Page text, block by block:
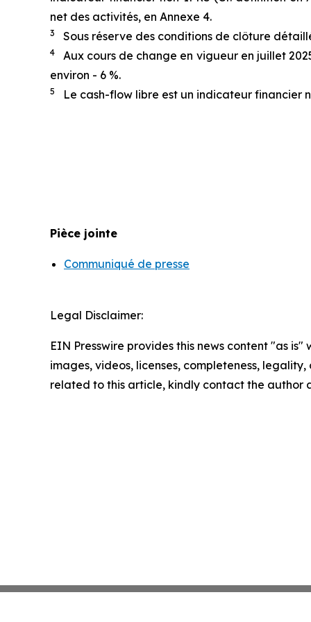
net des activités, en Annexe 4.
3 Sous réserve des conditions de clôture
4
Aux cours de change en vigueur en juillet
environ - 6 %.
5 Le cash-flow libre est un indicateur financier
Pièce jointe
Communiqué de presse
Legal Disclaimer:
EIN Presswire provides this news content "as
images, videos, licenses, completeness,
related to this article, kindly contact the author